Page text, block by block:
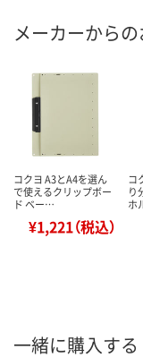
メーカーから
コクヨ A3とA4を選ん
で使えるクリップボー
ド ベー…
¥1,221（税込）
コ
り
ホ
一緒に購入する